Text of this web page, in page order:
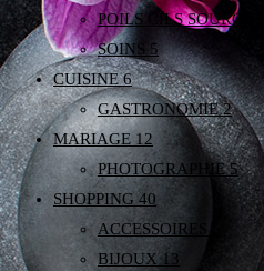
POILS CILS SOURCILS
SOINS 5
CUISINE6
GASTRONOMIE2
MARIAGE 12
PHOTOGRAPHIE5
SHOPPING 40
ACCESSOIRES
BIJOUX13